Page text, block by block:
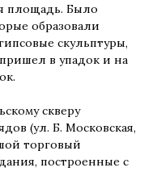
площадь. Было
образовали
скульптуры,
в упадок и на
скверу
(ул. Б. Московская,
торговый
построенные с